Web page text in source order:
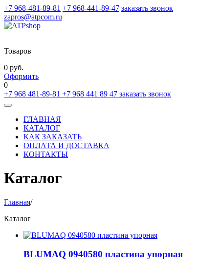
+7 968-481-89-81 +7 968-441-89-47 заказать звонок
zapros@atpcom.ru
Товаров
0 руб.
Оформить
0
+7 968 481-89-81 +7 968 441 89 47 заказать звонок
Toggle
navigationГЛАВНАЯ
КАТАЛОГ
КАК ЗАКАЗАТЬ
ОПЛАТА И ДОСТАВКА
КОНТАКТЫ
Каталог
Главная/
Каталог
BLUMAQ 0940580 пластина упорная